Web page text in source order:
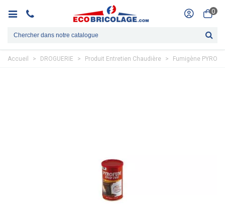
0
Accueil > DROGUERIE > Produit Entretien Chaudière > Fumigène